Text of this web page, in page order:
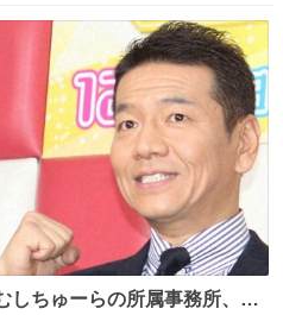
しちゅーらの所属事務所、被